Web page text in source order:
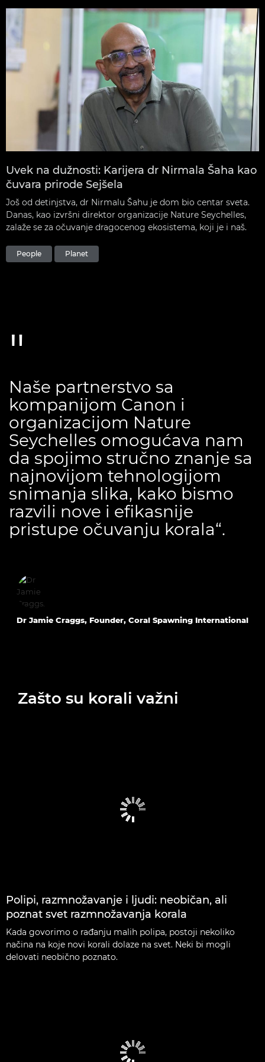
Uvek na dužnosti: Karijera dr Nirmala Šaha kao
čuvara prirode Sejšela
Još od detinjstva, dr Nirmalu Šahu je dom bio centar sveta.
Danas, kao izvršni direktor organizacije Nature Seychelles,
zalaže se za očuvanje dragocenog ekosistema, koji je i naš.
People Planet
Dr Jamie Craggs, Founder, Coral Spawning International
Naše partnerstvo sa
kompanijom Canon i
organizacijom Nature
Seychelles omogućava nam
da spojimo stručno znanje sa
najnovijom tehnologijom
snimanja slika, kako bismo
razvili nove i efikasnije
pristupe očuvanju korala“.
Zašto su korali važni
Polipi, razmnožavanje i ljudi: neobičan, ali
poznat svet razmnožavanja korala
Kada govorimo o rađanju malih polipa, postoji nekoliko
načina na koje novi korali dolaze na svet. Neki bi mogli
delovati neobično poznato.